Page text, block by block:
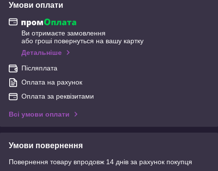
Умови оплати
Ви отримаєте замовлення
або гроші повернуться на вашу картку
Детальніше
Післяплата
Оплата на рахунок
Оплата за реквізитами
Всі умови оплати
Умови повернення
Повернення товару впродовж 14 днів за рахунок покупця